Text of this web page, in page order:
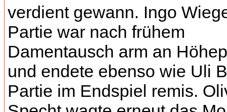
verdient gewann. Ingo
Partie war nach frühem
Damentausch arm an
und endete ebenso wie Uli
Partie im Endspiel remis.